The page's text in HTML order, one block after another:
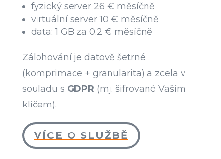
fyzický server 26 € měsíčně
virtuální server 10 € měsíčně
data: 1 GB za 0.2 € měsíčně
Zálohování je datově šetrné
(komprimace + granularita) a zcela v
souladu s GDPR (mj. šifrované Vaším
klíčem).
VÍCE O SLUŽBĚ